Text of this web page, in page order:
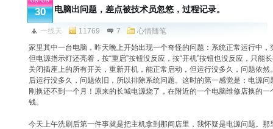
30 电脑出问题，差点被技术员忽悠，过程记录。
一线天 11769 7
心情随笔
家里其中一台电脑，昨天晚上开始出现一个奇怪的问题：系统正常运行中
但电源指示灯还亮着，按“重启”按钮没反应，按“开机”按钮也没反应，只能
关闭插座上的所有开关，重新开机，能正常启动，但运行没多久，问题依
后运行没多久，问题依旧，所以排除系统问题。这时的第一感觉是：电源
刚换还不到一个月！原来的长城电源烧了，在附近的一个电脑维修店换的
钱。
今天上午洗刷后第一件事就是把主机拿到那间店里，我怀疑是电源问题。